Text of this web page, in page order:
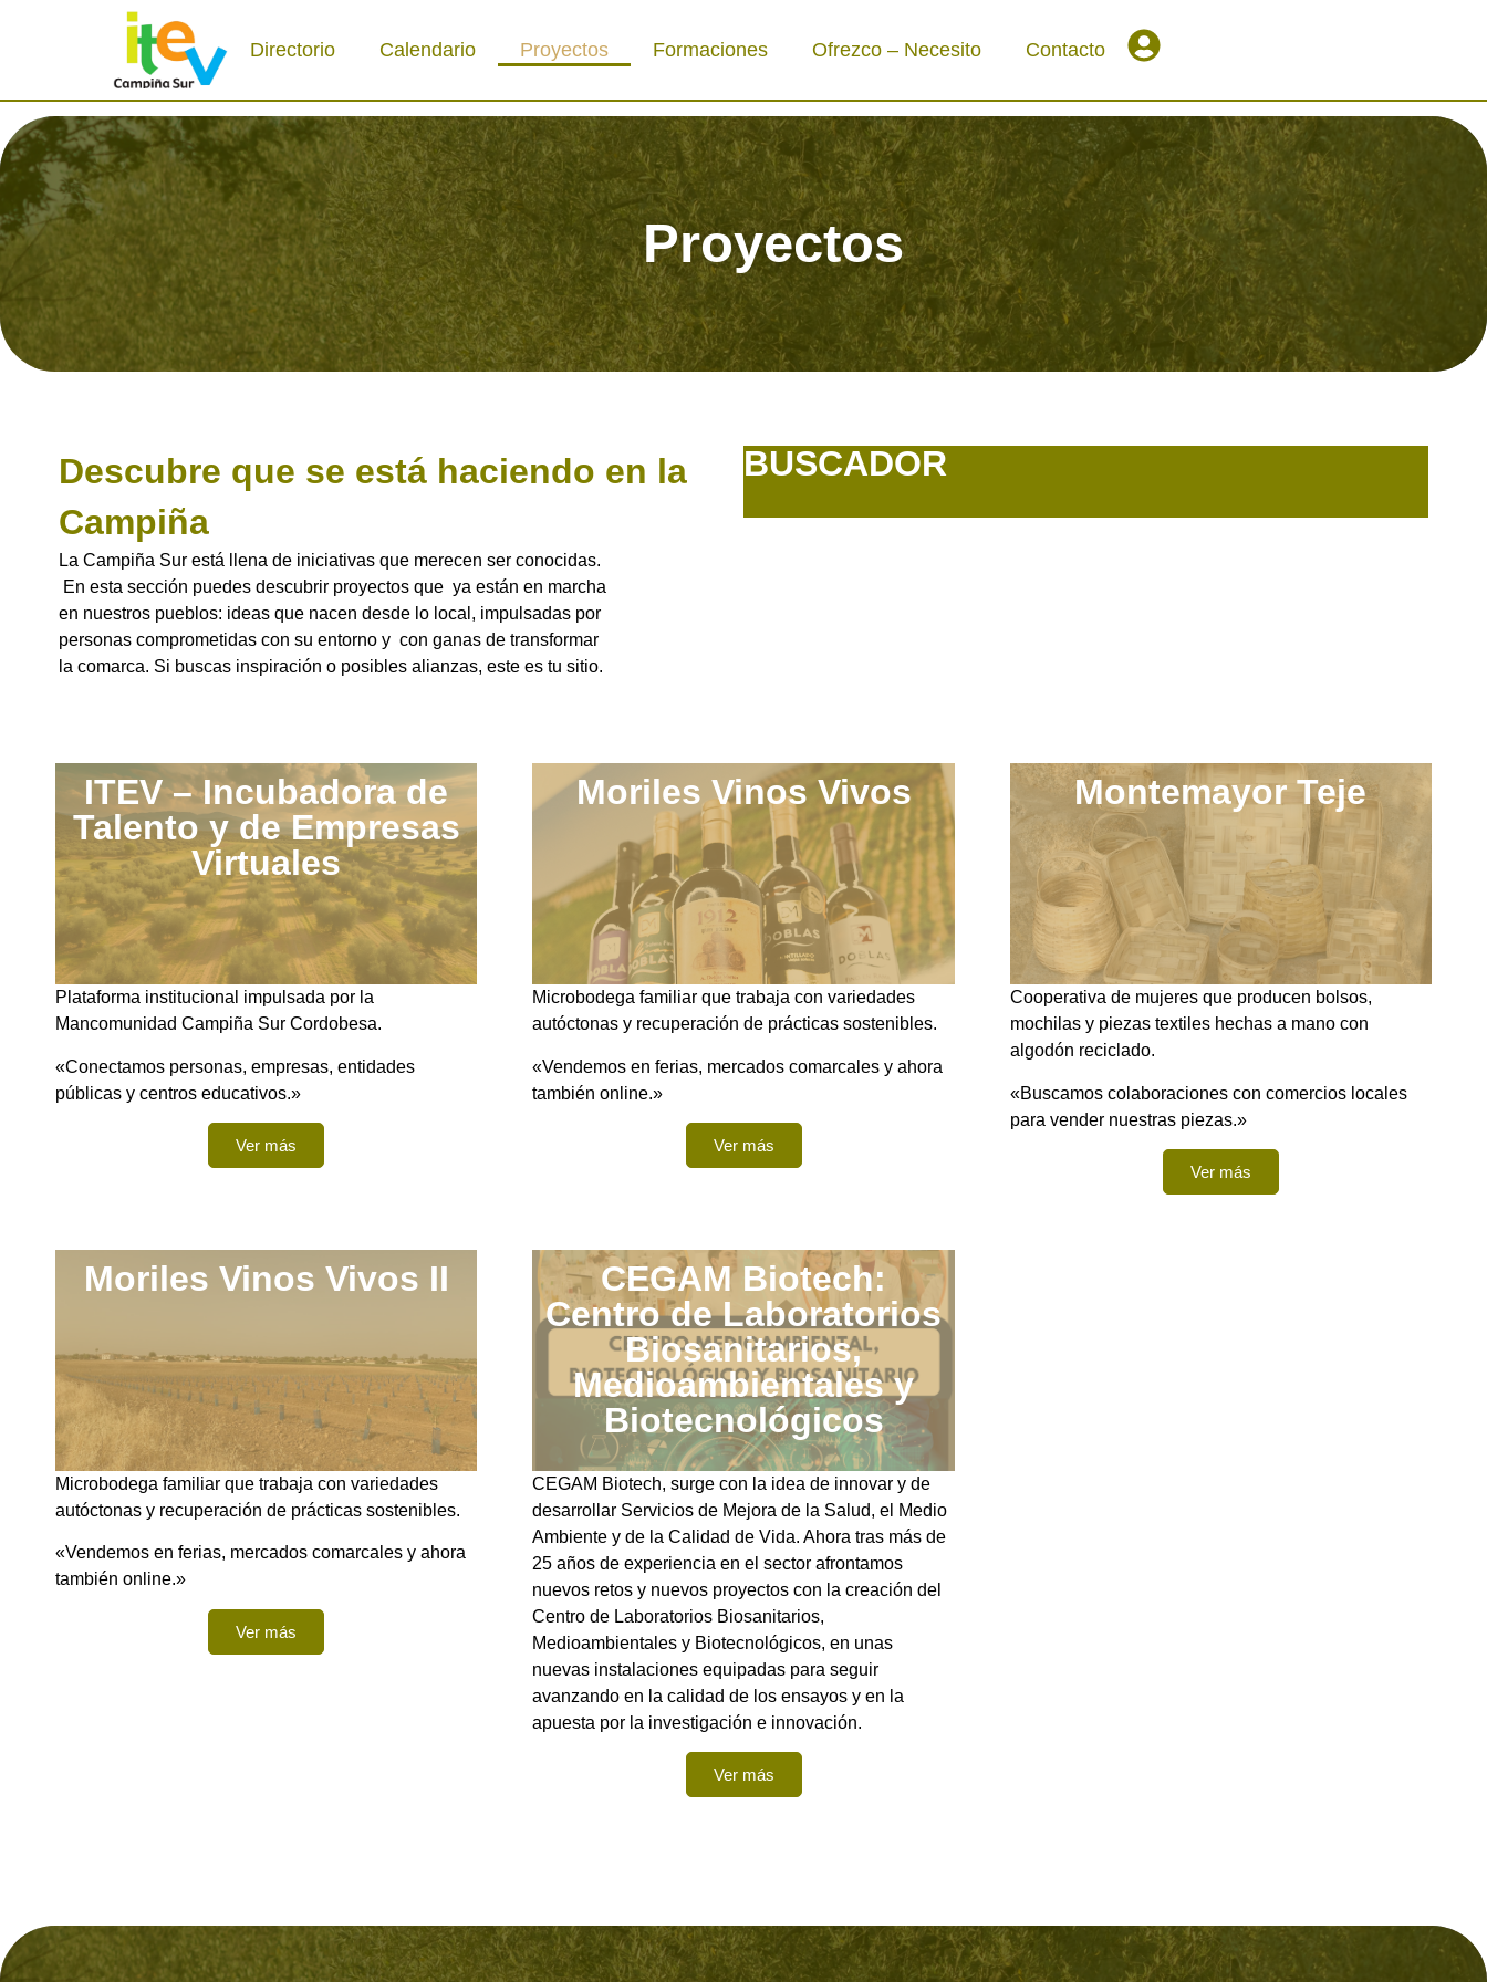
Directorio Calendario Proyectos Formaciones Ofrezco – Necesito Contacto
Proyectos
Descubre que se está haciendo en la
Campiña
La Campiña Sur está llena de iniciativas que merecen ser conocidas.
En esta sección puedes descubrir proyectos que ya están en marcha
en nuestros pueblos: ideas que nacen desde lo local, impulsadas por
personas comprometidas con su entorno y con ganas de transformar
la comarca. Si buscas inspiración o posibles alianzas, este es tu sitio.
BUSCADOR
ITEV – Incubadora de
Talento y de Empresas
Virtuales
Plataforma institucional impulsada por la
Mancomunidad Campiña Sur Cordobesa.
«Conectamos personas, empresas, entidades
públicas y centros educativos.»
Ver más
Moriles Vinos Vivos
Microbodega familiar que trabaja con variedades
autóctonas y recuperación de prácticas sostenibles.
«Vendemos en ferias, mercados comarcales y ahora
también online.»
Ver más
Montemayor Teje
Cooperativa de mujeres que producen bolsos,
mochilas y piezas textiles hechas a mano con
algodón reciclado.
«Buscamos colaboraciones con comercios locales
para vender nuestras piezas.»
Ver más
Moriles Vinos Vivos​ II
Microbodega familiar que trabaja con variedades
autóctonas y recuperación de prácticas sostenibles.
«Vendemos en ferias, mercados comarcales y ahora
también online.»
Ver más
CEGAM Biotech:
Centro de Laboratorios
Biosanitarios,
Medioambientales y
Biotecnológicos
CEGAM Biotech, surge con la idea de innovar y de
desarrollar Servicios de Mejora de la Salud, el Medio
Ambiente y de la Calidad de Vida. Ahora tras más de
25 años de experiencia en el sector afrontamos
nuevos retos y nuevos proyectos con la creación del
Centro de Laboratorios Biosanitarios,
Medioambientales y Biotecnológicos, en unas
nuevas instalaciones equipadas para seguir
avanzando en la calidad de los ensayos y en la
apuesta por la investigación e innovación.
Ver más